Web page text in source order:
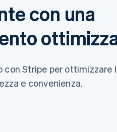
con una
con Stripe per ottimizzare
e convenienza.